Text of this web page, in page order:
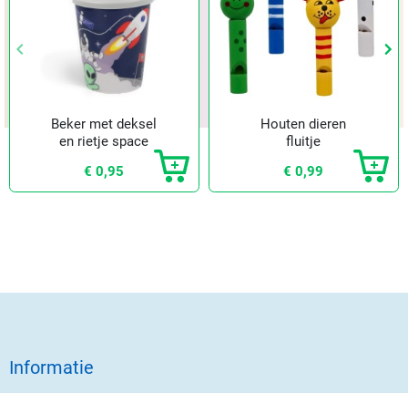
Vorige
keyboard_arrow_left keyboard_arrow_right
Vorige
keyboard_arrow_left keyboard_arrow_right
Beker met deksel
en rietje space
€ 0,95
Houten dieren
fluitje
€ 0,99
Informatie